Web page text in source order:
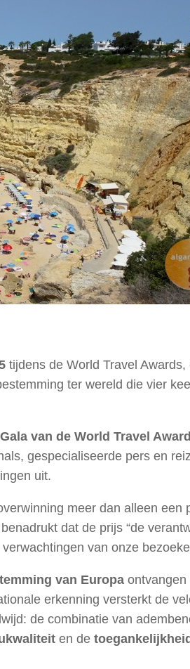
tijdens de World Travel
ter wereld die vier
van de World Travel
gespecialiseerde pers en
uit.
meer dan alleen
dat de prijs “de
van onze
van Europa ontvangen
erkenning versterkt de
de combinatie van
en de